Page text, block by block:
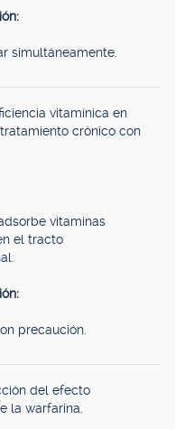
simultáneamente.
vitamínica en
crónico con
vitaminas
el tracto
precaución.
del efecto
la warfarina.